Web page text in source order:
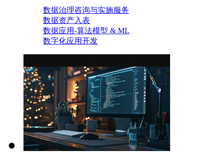
数据治理咨询与实施服务
数据资产入表
数据应用-算法模型 & ML
数字化应用开发